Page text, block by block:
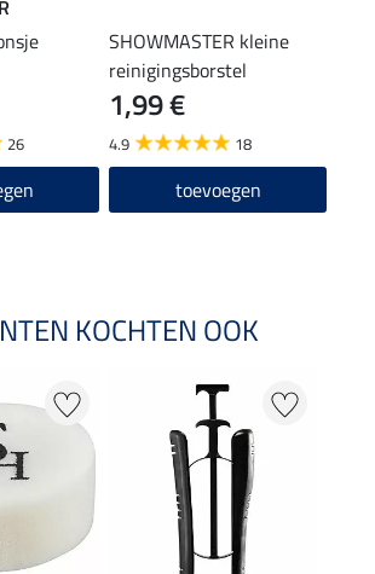
26
SHOWMASTER kleine
reinigingsborstel
1,99 €
4.9 18
toevoegen
KOCHTEN OOK